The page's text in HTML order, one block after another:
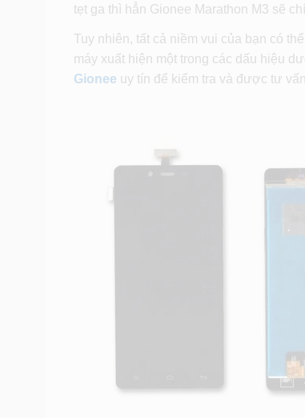
tẹt ga thì hẳn Gionee Marathon M3 sẽ
Tuy nhiên, tất cả niềm vui của bạn có
máy xuất hiện một trong các dấu hiệu
Gionee uy tín để kiểm tra và được tư